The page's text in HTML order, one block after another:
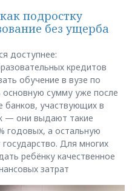
подростку
без ущерба
доступнее:
кредитов
обучение в вузе по
основную сумму уже после
банков, участвующих в
— они выдают такие
годовых, а остальную
Для многих
ребёнку качественное
затрат